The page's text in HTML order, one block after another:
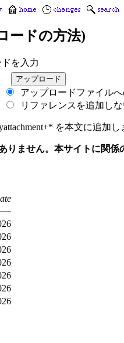
ードの方法)
を入力
アップロードファイル
リファレンスを追加し
を本文に追加
りません。本サイトに関